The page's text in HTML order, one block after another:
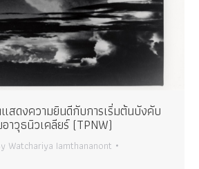
สดงความยินดีกับการเริ่มต้นบังคับ
วุธนิวเคลียร์ (TPNW)
Watchariya Iamthananont